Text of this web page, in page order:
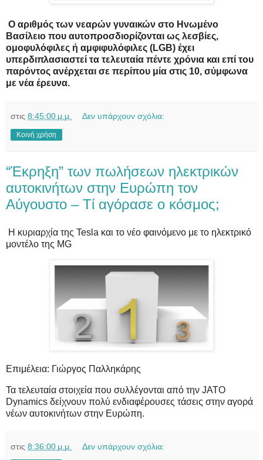
Ο αριθμός των νεαρών γυναικών στο Ηνωμένο
Βασίλειο που αυτοπροσδιορίζονται ως λεσβίες,
ομοφυλόφιλες ή αμφιφυλόφιλες (LGB) έχει
υπερδιπλασιαστεί τα τελευταία πέντε χρόνια και επί του
παρόντος ανέρχεται σε περίπου μία στις 10, σύμφωνα
με νέα έρευνα.
στις 8:45:00 μ.μ. Δεν υπάρχουν σχόλια:
Κοινή χρήση
“Έκρηξη” των πωλήσεων ηλεκτρικών
αυτοκινήτων στην Ευρώπη τον
Αύγουστο – Τί αγόρασε ο κόσμος;
Η κυριαρχία της Tesla και το νέο φαινόμενο με το ηλεκτρικό
μοντέλο της MG
Επιμέλεια: Γιώργος Παλληκάρης
Τα τελευταία στοιχεία που συλλέγονται από την JATO
Dynamics δείχνουν πολύ ενδιαφέρουσες τάσεις στην αγορά
νέων αυτοκινήτων στην Ευρώπη.
στις 8:36:00 μ.μ. Δεν υπάρχουν σχόλια: